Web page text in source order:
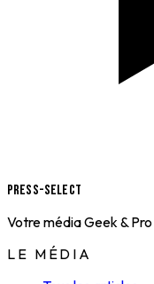
Press-Select
Votre média Geek & Pro
LE MÉDIA